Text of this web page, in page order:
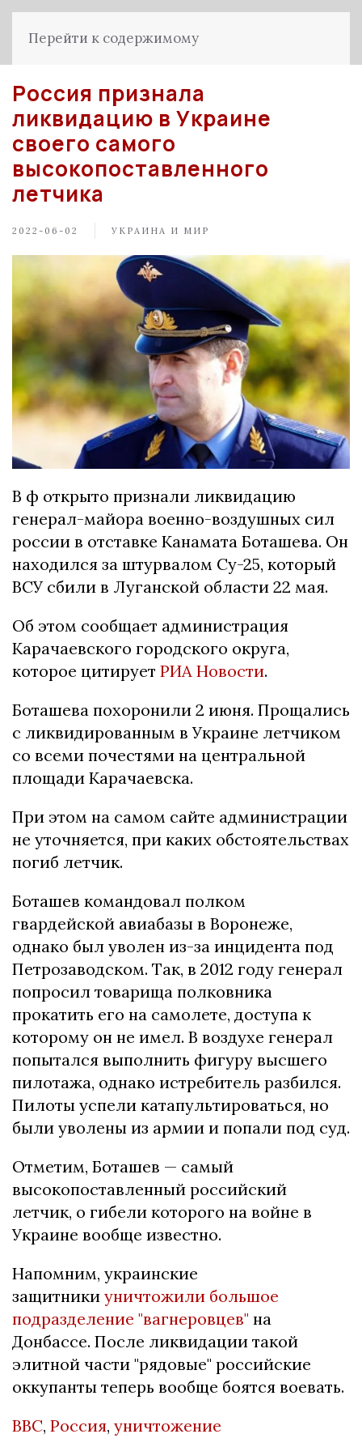
Перейти к содержимому
Россия признала
ликвидацию в Украине
своего самого
высокопоставленного
летчика
2022-06-02 УКРАИНА И МИР
В ф открыто признали ликвидацию
генерал-майора военно-воздушных сил
россии в отставке Канамата Боташева. Он
находился за штурвалом Су-25, который
ВСУ сбили в Луганской области 22 мая.
Об этом сообщает администрация
Карачаевского городского округа,
которое цитирует РИА Новости.
Боташева похоронили 2 июня. Прощались
с ликвидированным в Украине летчиком
со всеми почестями на центральной
площади Карачаевска.
При этом на самом сайте администрации
не уточняется, при каких обстоятельствах
погиб летчик.
Боташев командовал полком
гвардейской авиабазы в Воронеже,
однако был уволен из-за инцидента под
Петрозаводском. Так, в 2012 году генерал
попросил товарища полковника
прокатить его на самолете, доступа к
которому он не имел. В воздухе генерал
попытался выполнить фигуру высшего
пилотажа, однако истребитель разбился.
Пилоты успели катапультироваться, но
были уволены из армии и попали под суд.
Отметим, Боташев — самый
высокопоставленный российский
летчик, о гибели которого на войне в
Украине вообще известно.
Напомним, украинские
защитники уничтожили большое
подразделение "вагнеровцев" на
Донбассе. После ликвидации такой
элитной части "рядовые" российские
оккупанты теперь вообще боятся воевать.
ВВС, Россия, уничтожение